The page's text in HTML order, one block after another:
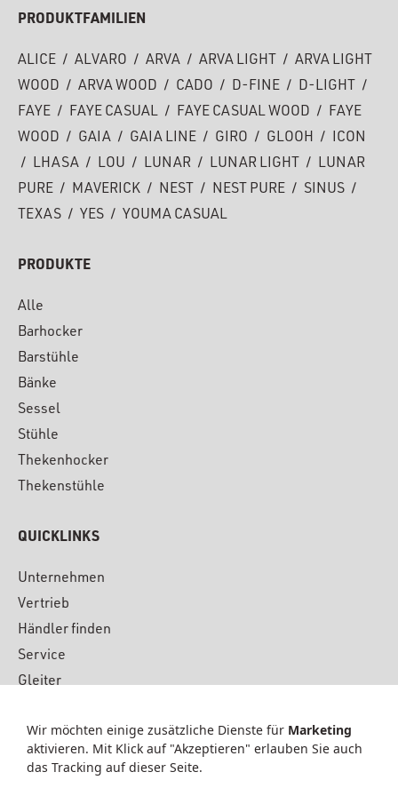
PRODUKTFAMILIEN
ALICE / ALVARO / ARVA / ARVA LIGHT / ARVA LIGHT
WOOD / ARVA WOOD / CADO / D-FINE / D-LIGHT
/
FAYE / FAYE CASUAL / FAYE CASUAL WOOD /
FAYE
WOOD / GAIA / GAIA LINE / GIRO / GLOOH /
ICON
/
LHASA / LOU / LUNAR / LUNAR LIGHT /
LUNAR
PURE / MAVERICK / NEST / NEST PURE / SINUS /
TEXAS / YES / YOUMA CASUAL
PRODUKTE
Alle
Barhocker
Barstühle
Bänke
Sessel
Stühle
Thekenhocker
Thekenstühle
QUICKLINKS
Unternehmen
Vertrieb
Händler finden
Service
Gleiter
Material
News & Presse
Wir möchten einige zusätzliche Dienste für Marketing
aktivieren. Mit Klick auf "Akzeptieren" erlauben Sie auch
das Tracking auf dieser Seite.